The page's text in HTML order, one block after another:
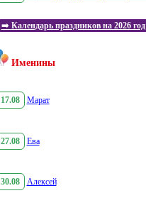
➡️ Календарь праздников на 2026 год
Именины
17.08 Марат
27.08 Ева
30.08 Алексей